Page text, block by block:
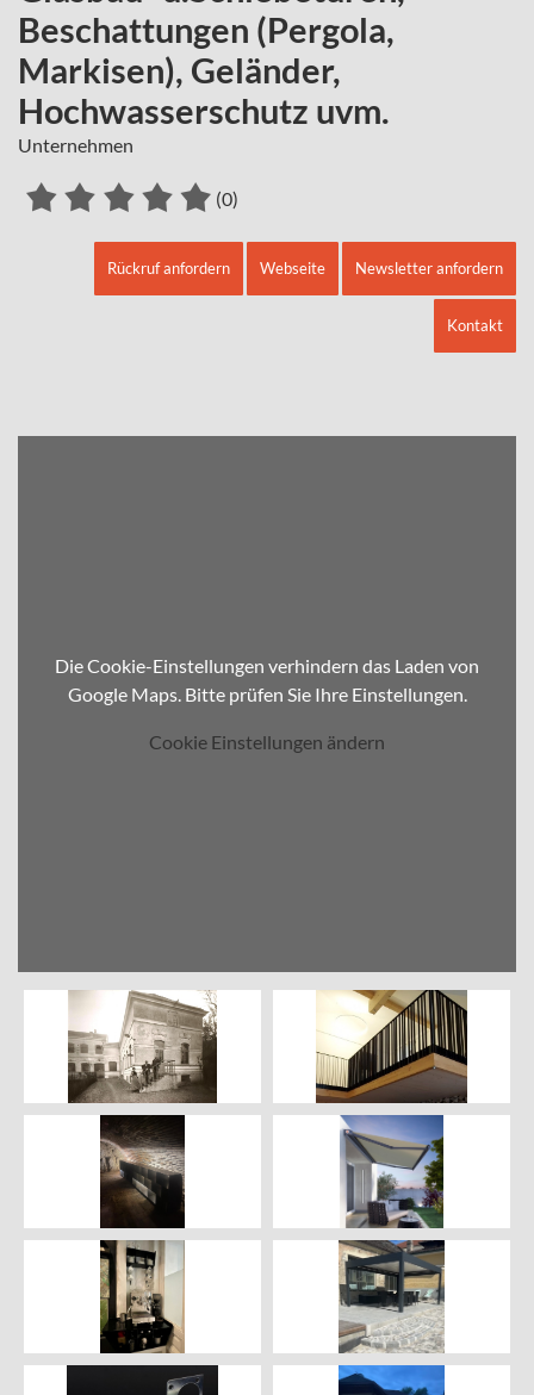
Beschattungen (Pergola,
Markisen), Geländer,
Hochwasserschutz uvm.
Unternehmen
(0)
Rückruf anfordern Webseite Newsletter anfordern
Kontakt
Die Cookie-Einstellungen verhindern das Laden von
Google Maps. Bitte prüfen Sie Ihre Einstellungen.
Cookie Einstellungen ändern